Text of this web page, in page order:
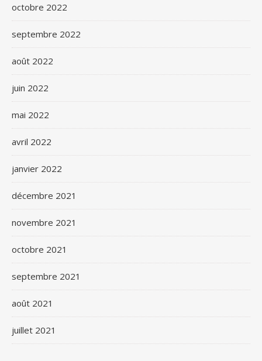
octobre 2022
septembre 2022
août 2022
juin 2022
mai 2022
avril 2022
janvier 2022
décembre 2021
novembre 2021
octobre 2021
septembre 2021
août 2021
juillet 2021